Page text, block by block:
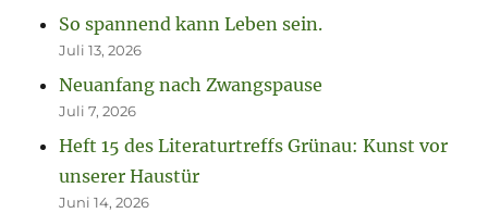
So spannend kann Leben sein.
Juli 13, 2026
Neuanfang nach Zwangspause
Juli 7, 2026
Heft 15 des Literaturtreffs Grünau: Kunst vor
unserer Haustür
Juni 14, 2026